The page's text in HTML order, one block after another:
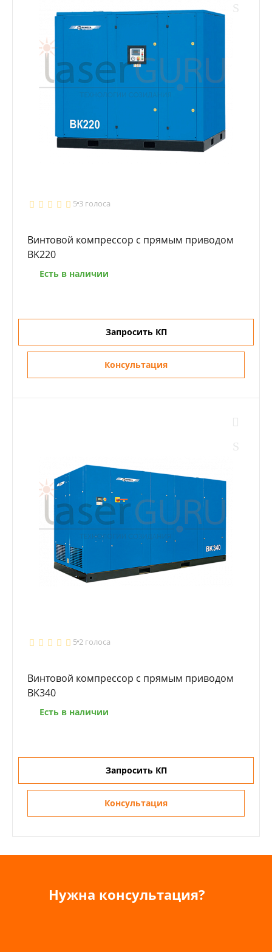
5 3 голоса
Винтовой компрессор с прямым приводом
BK220
Есть в наличии
Запросить КП
Консультация
52 голоса
Винтовой компрессор с прямым приводом
BK340
Есть в наличии
Запросить КП
Консультация
Нужна консультация?